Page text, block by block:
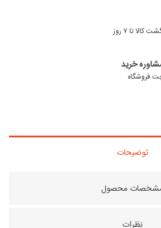
تا ۷ روز
خرید
توضیحات
محصول
نظرات